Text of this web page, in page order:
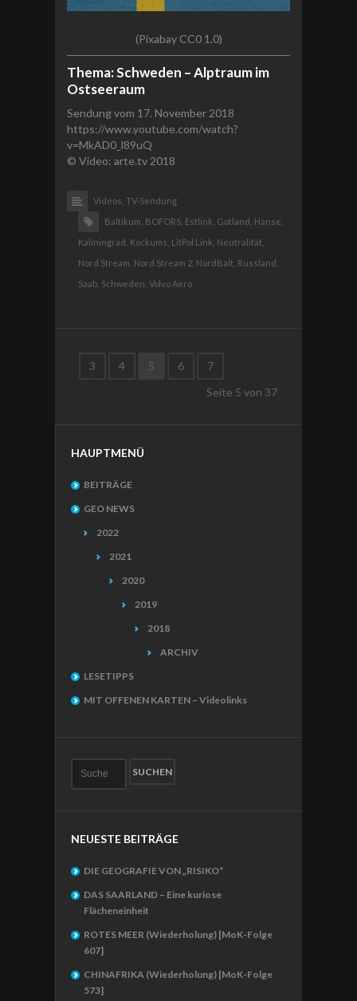
(Pixabay CC0 1.0)
Thema: Schweden – Alptraum im
Ostseeraum
Sendung vom 17. November 2018
https://www.youtube.com/watch?
v=MkAD0_l89uQ
© Video: arte.tv 2018
Videos, TV-Sendung
Baltikum, BOFORS, Estlink, Gotland, Hanse,
Kaliningrad, Kockums, LitPol Link, Neutralität,
Nord Stream, Nord Stream 2, NordBalt, Russland,
Saab, Schweden, Volvo Aero
3 4 5 6
7
Seite 5 von 37
HAUPTMENÜ
BEITRÄGE
GEO NEWS
2022
2021
2020
2019
2018
ARCHIV
LESETIPPS
MIT OFFENEN KARTEN – Videolinks
NEUESTE BEITRÄGE
DIE GEOGRAFIE VON „RISIKO“
DAS SAARLAND – Eine kuriose
Flächeneinheit
ROTES MEER (Wiederholung) [MoK-Folge
607]
CHINAFRIKA (Wiederholung) [MoK-Folge
573]